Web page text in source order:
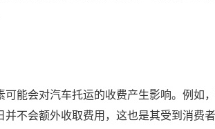
能会对汽车托运的收费产生影响。例如
不会额外收取费用，这也是其受到消费者